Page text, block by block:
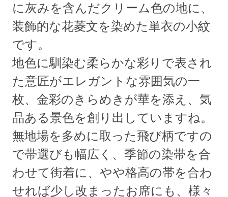
に灰みを含んだクリーム色の地に、
装飾的な花菱文を染めた単衣の小紋
です。
地色に馴染む柔らかな彩りで表され
た意匠がエレガントな雰囲気の一
枚、金彩のきらめきが華を添え、気
品ある景色を創り出していますね。
無地場を多めに取った飛び柄ですの
で帯選びも幅広く、季節の染帯を合
わせて街着に、やや格高の帯を合わ
せれば少し改まったお席にも、様々